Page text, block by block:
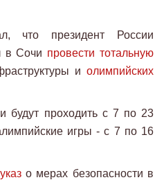
что президент России
в Сочи провести тотальную
и олимпийских
будут проходить с 7 по 23
игры - с 7 по 16
указо мерах безопасности в